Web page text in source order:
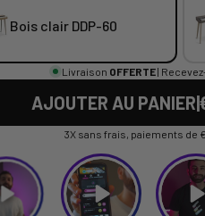
Bois clair DDP-60
Livraison OFFERTE|
AJOUTER AU PANIER|
3X sans frais, paiements de